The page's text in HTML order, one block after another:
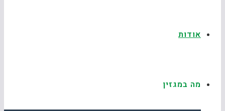
אודות
מה במגזין